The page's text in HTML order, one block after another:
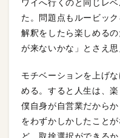
ワイへ行くのと同じレ
た。問題点もルービッ
解釈をしたら楽しめる
が来ないかな」とさえ思
モチベーションを上げ
める。すると人生は、
僕自身が自営業だから
をわずかしかしたこと